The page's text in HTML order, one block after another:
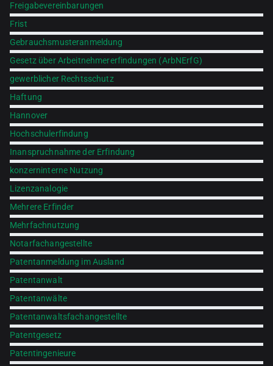
Freigabevereinbarungen
Frist
Gebrauchsmusteranmeldung
Gesetz über Arbeitnehmererfindungen (ArbNErfG)
gewerblicher Rechtsschutz
Haftung
Hannover
Hochschulerfindung
Inanspruchnahme der Erfindung
konzerninterne Nutzung
Lizenzanalogie
Mehrere Erfinder
Mehrfachnutzung
Notarfachangestellte
Patentanmeldung im Ausland
Patentanwalt
Patentanwälte
Patentanwaltsfachangestellte
Patentgesetz
Patentingenieure